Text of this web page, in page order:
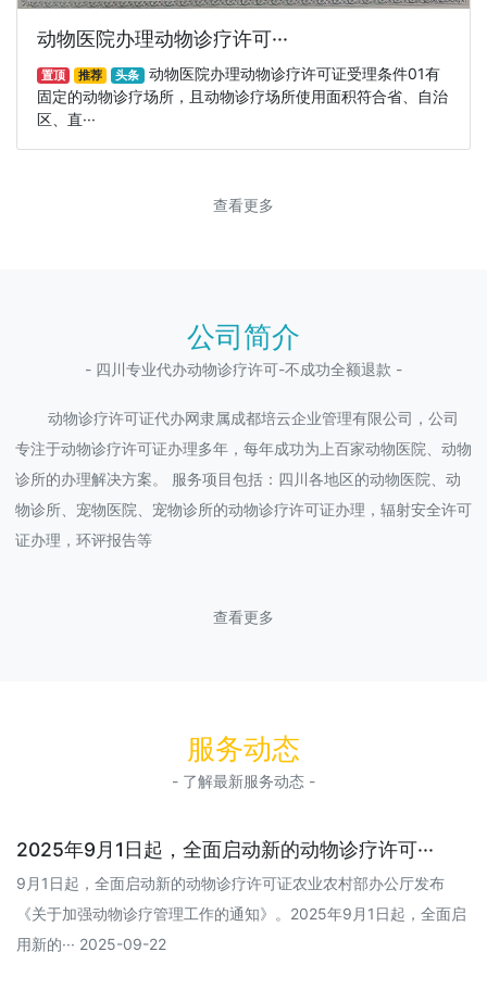
动物医院办理动物诊疗许可···
置顶 推荐 头条 动物医院办理动物诊疗许可证受理条件01有
固定的动物诊疗场所，且动物诊疗场所使用面积符合省、自治
区、直···
查看更多
公司简介
- 四川专业代办动物诊疗许可-不成功全额退款 -
动物诊疗许可证代办网隶属成都培云企业管理有限公司，公司
专注于动物诊疗许可证办理多年，每年成功为上百家动物医院、动物
诊所的办理解决方案。 服务项目包括：四川各地区的动物医院、动
物诊所、宠物医院、宠物诊所的动物诊疗许可证办理，辐射安全许可
证办理，环评报告等
查看更多
服务动态
- 了解最新服务动态 -
2025年9月1日起，全面启动新的动物诊疗许可···
9月1日起，全面启动新的动物诊疗许可证农业农村部办公厅发布
《关于加强动物诊疗管理工作的通知》。2025年9月1日起，全面启
用新的··· 2025-09-22